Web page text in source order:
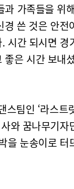
가족들을 위
경 쓴 것은 안전
시간 되시면 경
은 시간 보내
팀인 ‘라스트
와 꿈나무기자
을 눈송이로 터